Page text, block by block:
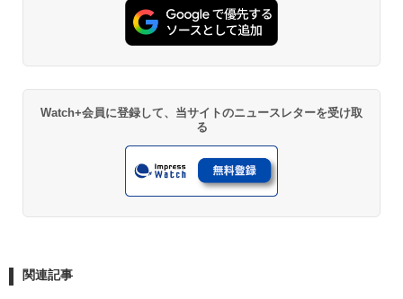
Watch+会員に登録して、当サイトのニュースレターを受け取
る
関連記事